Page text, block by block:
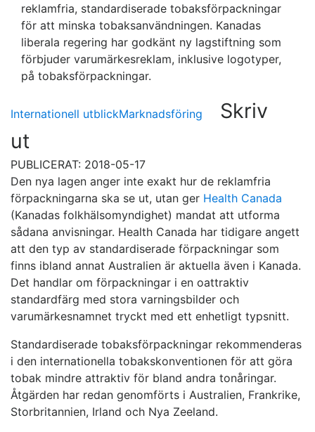
reklamfria, standardiserade tobaksförpackningar
för att minska tobaksanvändningen. Kanadas
liberala regering har godkänt ny lagstiftning som
förbjuder varumärkesreklam, inklusive logotyper,
på tobaksförpackningar.
Internationell utblickMarknadsföring
Skriv
ut
PUBLICERAT: 2018-05-17
Den nya lagen anger inte exakt hur de reklamfria
förpackningarna ska se ut, utan ger Health Canada
(Kanadas folkhälsomyndighet) mandat att utforma
sådana anvisningar. Health Canada har tidigare angett
att den typ av standardiserade förpackningar som
finns ibland annat Australien är aktuella även i Kanada.
Det handlar om förpackningar i en oattraktiv
standardfärg med stora varningsbilder och
varumärkesnamnet tryckt med ett enhetligt typsnitt.
Standardiserade tobaksförpackningar rekommenderas
i den internationella tobakskonventionen för att göra
tobak mindre attraktiv för bland andra tonåringar.
Åtgärden har redan genomförts i Australien, Frankrike,
Storbritannien, Irland och Nya Zeeland.